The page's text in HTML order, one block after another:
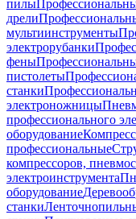
пилы
дрели
мультиинструменты
электрорубанки
фены
пистолеты
станки
электроножницы
профессионального
оборудование
профессиональные
компрессоров,
электроинструмента
оборудование
станки